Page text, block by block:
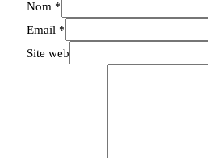
Nom *
Email *
Site web